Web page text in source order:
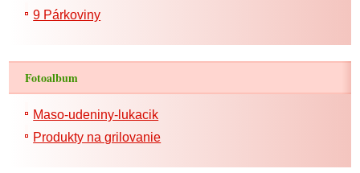
9 Párkoviny
Fotoalbum
Maso-udeniny-lukacik
Produkty na grilovanie